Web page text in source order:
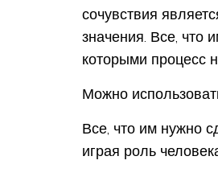
сочувствия
значения. Все, что
которыми процесс
Можно
Все, что им нужно
играя роль